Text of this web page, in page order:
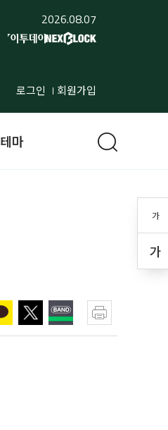
2026.08.07
로그인 회원가입
가
가
테마